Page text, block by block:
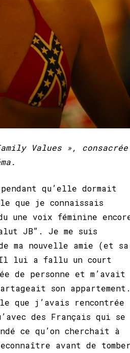
Values », consacrée
qu’elle dormait
que je connaissais
une voix féminine
JB”. Je me suis
ma nouvelle amie (et sa
Il lui a fallu un court
de personne et m’avait
son
que j’avais rencontrée
des Français qui se
ce qu’on cherchait à
avant de